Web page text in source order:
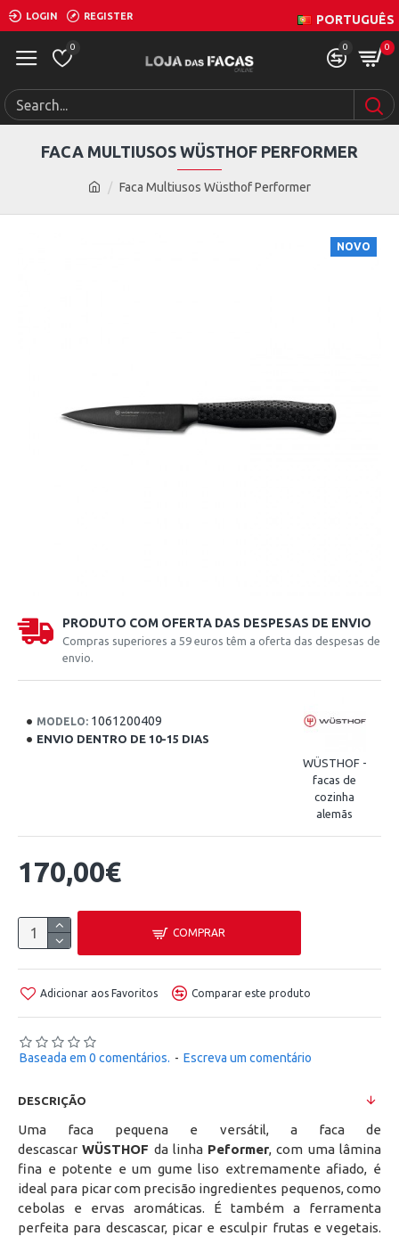
LOGIN REGISTER PORTUGUÊS
0 0 0
Faca Multiusos Wüsthof Performer
FACA MULTIUSOS WÜSTHOF PERFORMER
NOVO
PRODUTO COM OFERTA DAS DESPESAS DE ENVIO
Compras superiores a 59 euros têm a oferta das despesas de
envio.
MODELO: 1061200409
ENVIO DENTRO DE 10-15 DIAS
WÜSTHOF -
facas de
cozinha
alemãs
Baseada em 0 comentários. - Escreva um comentário
170,00€
COMPRAR
Adicionar aos Favoritos Comparar este produto
DESCRIÇÃO
Uma faca pequena e versátil, a faca de
descascarWÜSTHOF da linha Peformer, com uma lâmina
fina e potente e um gume liso extremamente afiado, é
ideal para picar com precisão ingredientes pequenos, como
cebolas e ervas aromáticas. É também a ferramenta
perfeita para descascar, picar e esculpir frutas e vegetais.